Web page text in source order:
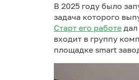
В 2025 году было
задача которого
Старт его работе
входит в группу
площадке smart